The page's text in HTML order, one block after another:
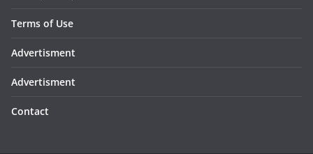
Terms of Use
Advertisment
Advertisment
Contact